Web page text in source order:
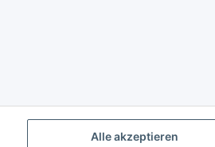
Alle akzeptieren